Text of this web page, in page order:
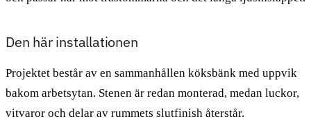
Den här installationen
Projektet består av en sammanhållen köksbänk med uppvik
bakom arbetsytan. Stenen är redan monterad, medan luckor,
vitvaror och delar av rummets slutfinish återstår.